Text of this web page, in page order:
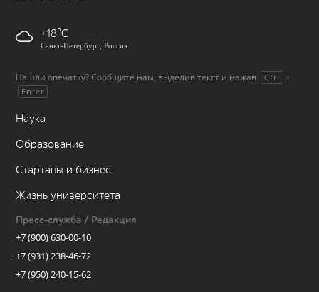
+18
Санкт-Петербург, Россия
Нашли опечатку? Сообщите нам, выделив текст и нажав Ctrl +
Enter .
Наука
Образование
Стартапы и бизнес
Жизнь университета
Пресс-служба / Редакция
+7 (900) 630-00-10
+7 (931) 238-46-72
+7 (950) 240-15-62